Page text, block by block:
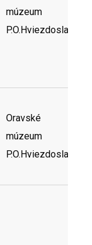
múzeum
P.O.Hviezdoslava
Oravské
múzeum
P.O.Hviezdoslava